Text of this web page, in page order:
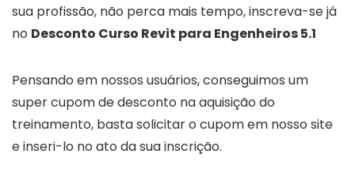
sua profissão, não perca mais tempo, inscreva-se já
no Desconto Curso Revit para Engenheiros 5.1
Pensando em nossos usuários, conseguimos um
super cupom de desconto na aquisição do
treinamento, basta solicitar o cupom em nosso site
e inseri-lo no ato da sua inscrição.